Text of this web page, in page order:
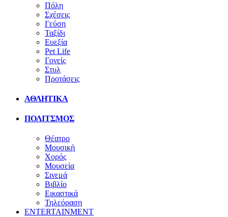
Πόλη
Σχέσεις
Γεύση
Ταξίδι
Ευεξία
Pet Life
Γονείς
Στυλ
Προτάσεις
ΑΘΛΗΤΙΚΑ
ΠΟΛΙΤΣΜΟΣ
Θέατρο
Μουσική
Χορός
Μουσεία
Σινεμά
Βιβλίο
Εικαστικά
Τηλεόραση
ENTERTAINMENT